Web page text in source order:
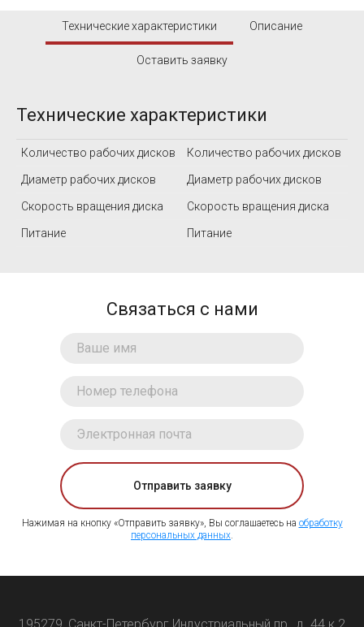
Технические характеристики Описание
Оставить заявку
Технические характеристики
Количество рабочих дисков Количество рабочих дисков
Диаметр рабочих дисков Диаметр рабочих дисков
Скорость вращения диска Скорость вращения диска
Питание Питание
Связаться с нами
Отправить заявку
Нажимая на кнопку «Отправить заявку», Вы соглашаетесь на обработку
персональных данных.